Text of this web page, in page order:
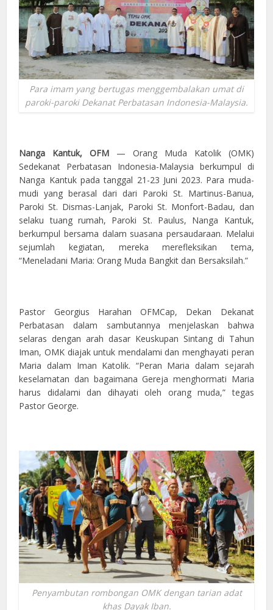
Para imam yang bertugas menggembalakan umat di
paroki-paroki Dekanat Perbatasan Indonesia-Malaysia.
Nanga Kantuk, OFM — Orang Muda Katolik (OMK)
Sedekanat Perbatasan Indonesia-Malaysia berkumpul di
Nanga Kantuk pada tanggal 21-23 Juni 2023. Para muda-
mudi yang berasal dari dari Paroki St. Martinus-Banua,
Paroki St. Dismas-Lanjak, Paroki St. Monfort-Badau, dan
selaku tuang rumah, Paroki St. Paulus, Nanga Kantuk,
berkumpul bersama dalam suasana persaudaraan. Melalui
sejumlah kegiatan, mereka merefleksikan tema,
“Meneladani Maria: Orang Muda Bangkit dan Bersaksilah.”
Pastor Georgius Harahan OFMCap, Dekan Dekanat
Perbatasan dalam sambutannya menjelaskan bahwa
selaras dengan arah dasar Keuskupan Sintang di Tahun
Iman, OMK diajak untuk mendalami dan menghayati peran
Maria dalam Iman Katolik. “Peran Maria dalam sejarah
keselamatan dan bagaimana Gereja menghormati Maria
harus didalami dan dihayati oleh orang muda,” tegas
Pastor George.
Penyambutan rombongan OMK dengan tarian adat
khas Dayak Iban.